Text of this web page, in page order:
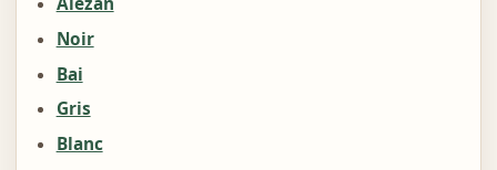
Noir
Bai
Gris
Blanc